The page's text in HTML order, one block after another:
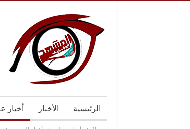
الرئيسية الأخبار أخبار